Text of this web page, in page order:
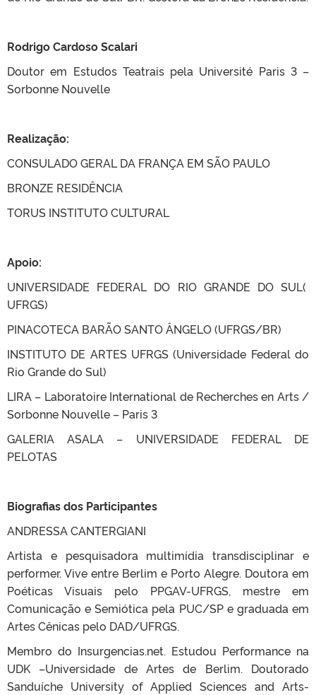
Rodrigo Cardoso Scalari
Doutor em Estudos Teatrais pela Université Paris 3 –
Sorbonne Nouvelle
Realização:
CONSULADO GERAL DA FRANÇA EM SÃO PAULO
BRONZE RESIDÊNCIA
TORUS INSTITUTO CULTURAL
Apoio:
UNIVERSIDADE FEDERAL DO RIO GRANDE DO SUL(
UFRGS)
PINACOTECA BARÃO SANTO ÂNGELO (UFRGS/BR)
INSTITUTO DE ARTES UFRGS (Universidade Federal do
Rio Grande do Sul)
LIRA – Laboratoire International de Recherches en Arts /
Sorbonne Nouvelle – Paris 3
GALERIA ASALA – UNIVERSIDADE FEDERAL DE
PELOTAS
Biografias dos Participantes
ANDRESSA CANTERGIANI
Artista e pesquisadora multimídia transdisciplinar e
performer. Vive entre Berlim e Porto Alegre. Doutora em
Poéticas Visuais pelo PPGAV-UFRGS, mestre em
Comunicação e Semiótica pela PUC/SP e graduada em
Artes Cênicas pelo DAD/UFRGS.
Membro do Insurgencias.net. Estudou Performance na
UDK –Universidade de Artes de Berlim. Doutorado
Sanduíche University of Applied Sciences and Arts-